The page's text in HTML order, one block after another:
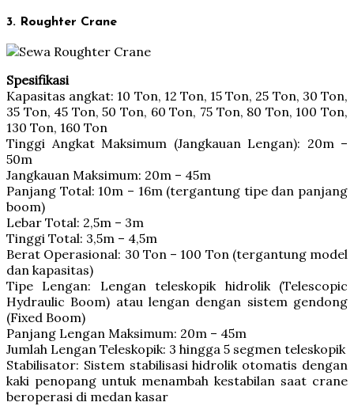
3. Roughter Crane
Spesifikasi
Kapasitas angkat: 10 Ton, 12 Ton, 15 Ton, 25 Ton, 30 Ton,
35 Ton, 45 Ton, 50 Ton, 60 Ton, 75 Ton, 80 Ton, 100 Ton,
130 Ton, 160 Ton
Tinggi Angkat Maksimum (Jangkauan Lengan): 20m –
50m
Jangkauan Maksimum: 20m – 45m
Panjang Total: 10m – 16m (tergantung tipe dan panjang
boom)
Lebar Total: 2,5m – 3m
Tinggi Total: 3,5m – 4,5m
Berat Operasional: 30 Ton – 100 Ton (tergantung model
dan kapasitas)
Tipe Lengan: Lengan teleskopik hidrolik (Telescopic
Hydraulic Boom) atau lengan dengan sistem gendong
(Fixed Boom)
Panjang Lengan Maksimum: 20m – 45m
Jumlah Lengan Teleskopik: 3 hingga 5 segmen teleskopik
Stabilisator: Sistem stabilisasi hidrolik otomatis dengan
kaki penopang untuk menambah kestabilan saat crane
beroperasi di medan kasar